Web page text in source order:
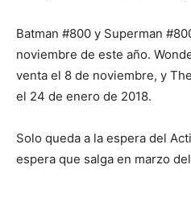
Batman #800 y Superman
noviembre de este año.
venta el 8 de noviembre, y
el 24 de enero de 2018.
Solo queda a la espera del
espera que salga en marzo